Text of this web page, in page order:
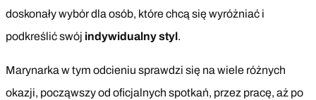
doskonały wybór dla osób, które chcą się wyróżniać i
podkreślić swój indywidualny styl.
Marynarka w tym odcieniu sprawdzi się na wiele różnych
okazji, począwszy od oficjalnych spotkań, przez pracę, aż po